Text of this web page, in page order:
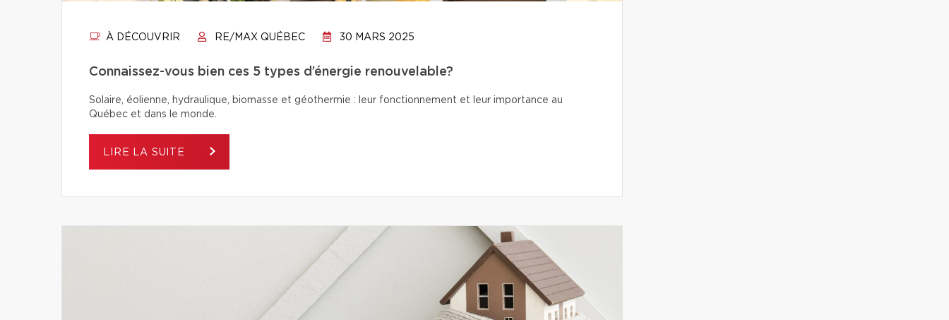
À DÉCOUVRIR RE/MAX QUÉBEC 30 MARS 2025
Connaissez-vous bien ces 5 types d’énergie renouvelable?
Solaire, éolienne, hydraulique, biomasse et géothermie : leur fonctionnement et leur importance au
Québec et dans le monde.
LIRE LA SUITE